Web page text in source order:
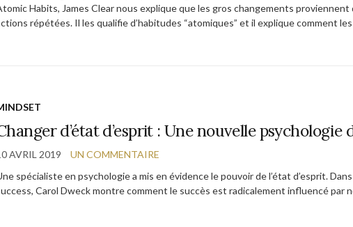
Habits, James Clear nous explique que les gros changements
répétées. Il les qualifie d’habitudes “atomiques” et il explique comment
d’état d’esprit : Une nouvelle psychologie
AVRIL 2019
UN COMMENTAIRE
spécialiste en psychologie a mis en évidence le pouvoir de l’état d’esprit.
Carol Dweck montre comment le succès est radicalement influencé par